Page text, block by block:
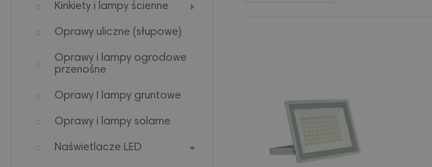
Kinkiety i lampy ścienne
Oprawy uliczne (słupowe)
Oprawy i lampy ogrodowe
przenośne
Oprawy I lampy gruntowe
Oprawy i lampy solarne
Naświetlacze LED